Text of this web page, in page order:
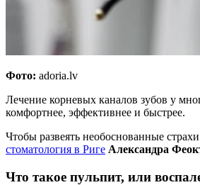
Фото: adoria.lv
Лечение корневых каналов зубов у
комфортнее, эффективнее и быстрее.
Чтобы развеять необоснованные
стоматология в Риге Александра
Что такое пульпит, или